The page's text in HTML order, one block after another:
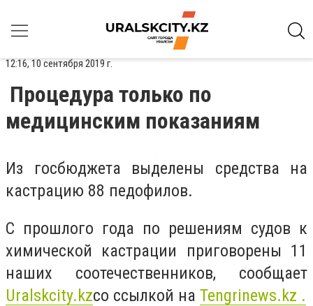
12:16, 10 сентября 2019 г.
Процедура только по
медицинским показаниям
Из госбюджета выделены средства на
кастрацию 88 педофилов.
С прошлого года по решениям судов к
химической кастрации приговорены 11
наших соотечественников, сообщает
Uralskcity.kzсо ссылкой на Tengrinews.kz .